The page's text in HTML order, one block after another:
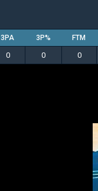
3PA 3P% FTM
0 0 0